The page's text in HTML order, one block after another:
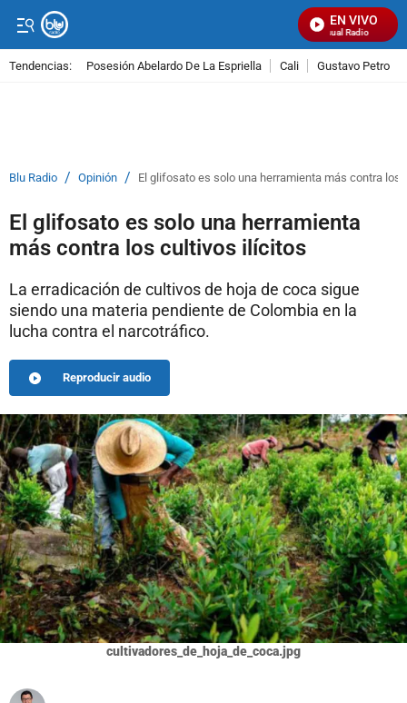
EN VIVO
Señal Visual Radio
Tendencias: Posesión Abelardo De La Espriella Cali Gustavo Petro
Blu Radio / Opinión / El glifosato es solo una herramienta más contra los
El glifosato es solo una herramienta
más contra los cultivos ilícitos
La erradicación de cultivos de hoja de coca sigue
siendo una materia pendiente de Colombia en la
lucha contra el narcotráfico.
Reproducir audio
cultivadores_de_hoja_de_coca.jpg